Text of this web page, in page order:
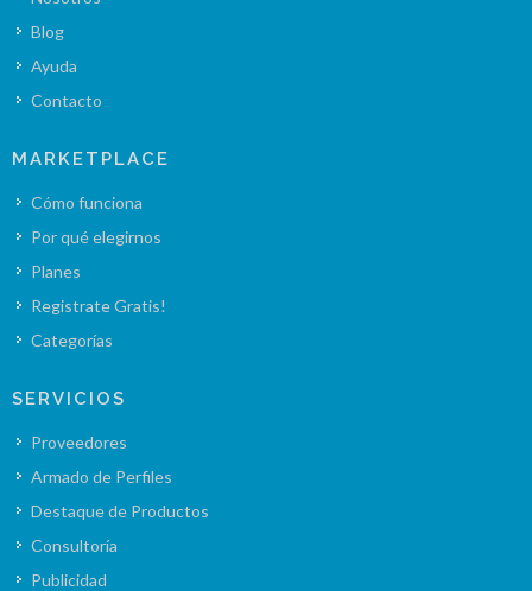
Blog
Ayuda
Contacto
MARKETPLACE
Cómo funciona
Por qué elegirnos
Planes
Registrate Gratis!
Categorías
SERVICIOS
Proveedores
Armado de Perfiles
Destaque de Productos
Consultoría
Publicidad